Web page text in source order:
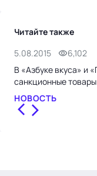
Читайте также
5.08.2015
6,102
В «Азбуке вкуса» и
санкционные товары
НОВОСТЬ